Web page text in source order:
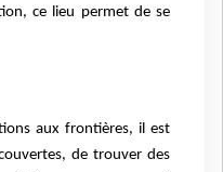
ce lieu permet de se
aux frontières, il est
de trouver des